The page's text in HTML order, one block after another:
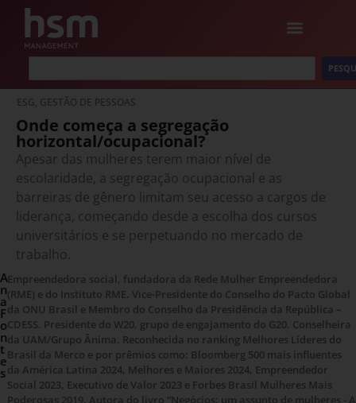
ESG, GESTÃO DE PESSOAS
Onde começa a segregação
horizontal/ocupacional?
Apesar das mulheres terem maior nível de
escolaridade, a segregação ocupacional e as
barreiras de gênero limitam seu acesso a cargos de
liderança, começando desde a escolha dos cursos
universitários e se perpetuando no mercado de
trabalho.
A
n
a
F
o
n
t
e
s
Empreendedora social, fundadora da Rede Mulher Empreendedora
(RME) e do Instituto RME. Vice-Presidente do Conselho do Pacto Global
da ONU Brasil e Membro do Conselho da Presidência da República –
CDESS. Presidente do W20, grupo de engajamento do G20. Conselheira
da UAM/Grupo Ânima. Reconhecida no ranking Melhores Líderes do
Brasil da Merco e por prêmios como: Bloomberg 500 mais influentes
da América Latina 2024, Melhores e Maiores 2024, Empreendedor
Social 2023, Executivo de Valor 2023 e Forbes Brasil Mulheres Mais
Poderosas 2019. Autora do livro “Negócios: um assunto de mulheres - A